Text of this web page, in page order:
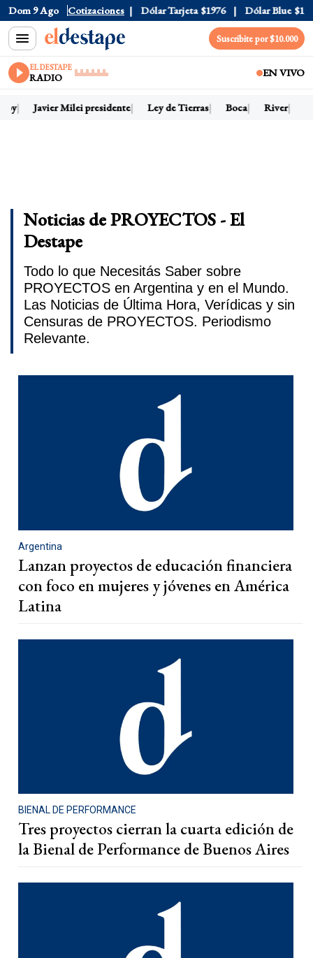
Dom 9 Ago Cotizaciones
Dólar Oficial $1520 Dólar Tarjeta $1976 Dólar Blue $1525
Suscribite por $10.000
EL DESTAPE
RADIO EN VIVO
Javier Milei presidente Ley de Tierras Boca River
Noticias de PROYECTOS - El
Destape
Todo lo que Necesitás Saber sobre
PROYECTOS en Argentina y en el Mundo.
Las Noticias de Última Hora, Verídicas y sin
Censuras de PROYECTOS. Periodismo
Relevante.
Argentina
Lanzan proyectos de educación financiera
con foco en mujeres y jóvenes en América
Latina
BIENAL DE PERFORMANCE
Tres proyectos cierran la cuarta edición de
la Bienal de Performance de Buenos Aires